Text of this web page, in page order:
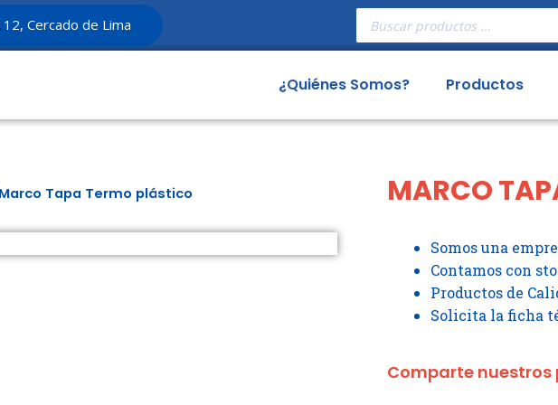
12, Cercado de Lima
Búsqueda
de
productos
¿Quiénes Somos? Productos
Tapa Termo plástico MARCO
Somos una
Contamos con
Productos de
Solicita la ficha
Comparte nuestros